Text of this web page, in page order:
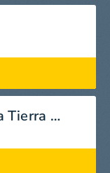
El Coyote Y Su Banda Tierra Santa